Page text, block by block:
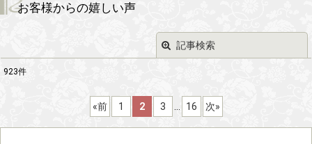
お客様からの嬉しい声
記事検索
923件
«前 1 2 3 16 次»